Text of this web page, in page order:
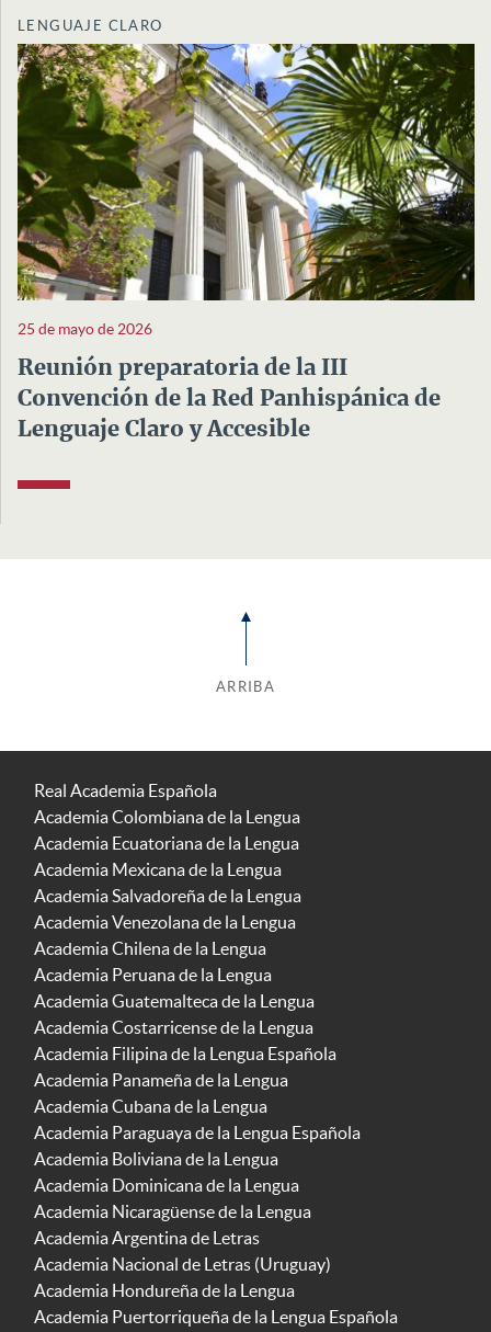
LENGUAJE CLARO
25 de mayo de 2026
Reunión preparatoria de la III
Convención de la Red Panhispánica de
Lenguaje Claro y Accesible
ARRIBA
Real Academia Española
Academia Colombiana de la Lengua
Academia Ecuatoriana de la Lengua
Academia Mexicana de la Lengua
Academia Salvadoreña de la Lengua
Academia Venezolana de la Lengua
Academia Chilena de la Lengua
Academia Peruana de la Lengua
Academia Guatemalteca de la Lengua
Academia Costarricense de la Lengua
Academia Filipina de la Lengua Española
Academia Panameña de la Lengua
Academia Cubana de la Lengua
Academia Paraguaya de la Lengua Española
Academia Boliviana de la Lengua
Academia Dominicana de la Lengua
Academia Nicaragüense de la Lengua
Academia Argentina de Letras
Academia Nacional de Letras (Uruguay)
Academia Hondureña de la Lengua
Academia Puertorriqueña de la Lengua Española